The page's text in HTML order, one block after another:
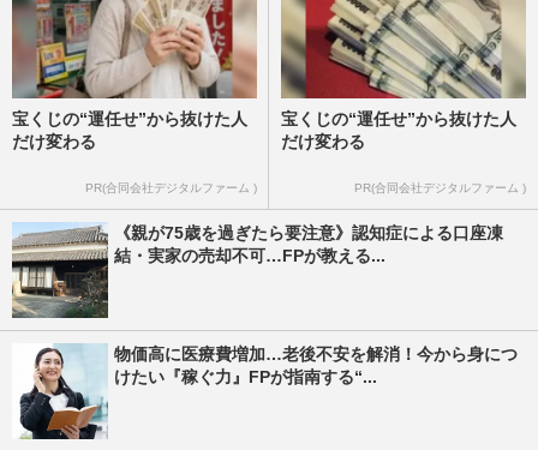
宝くじの“運任せ”から抜けた人
だけ変わる
PR(合同会社デジタルファーム )
宝くじの“運任せ”から抜けた人
だけ変わる
PR(合同会社デジタルファーム )
《親が75歳を過ぎたら要注意》認知症による口座凍
結・実家の売却不可…FPが教える...
物価高に医療費増加…老後不安を解消！今から身につ
けたい『稼ぐ力』FPが指南する“...